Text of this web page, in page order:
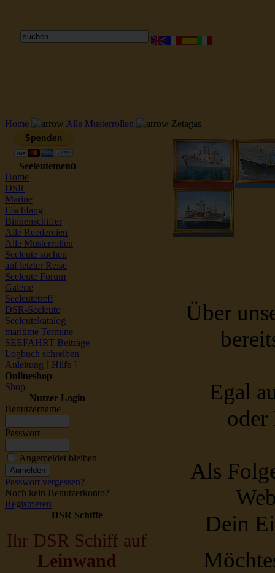
Home Alle Musterrollen Zetagas
Seeleutemenü
Home
DSR
Marine
Fischfang
Binnenschiffer
Alle Reedereien
Alle Musterrollen
Seeleute suchen
auf letzter Reise
Seeleute Forum
Galerie
Seeleutetreff
DSR-Seeleute
Seeleutekatalog
maritime Termine
SEEFAHRT Beiträge
Logbuch schreiben
Anleitung [ Hilfe ]
Onlineshop
Shop
Nutzer Login
Benutzername
Passwort
Angemeldet bleiben
Passwort vergessen?
Noch kein Benutzerkonto?
Registrieren
DSR Schiffe
Ihr DSR Schiff auf
Leinwand
Über
Egal
oder
Als
Dein